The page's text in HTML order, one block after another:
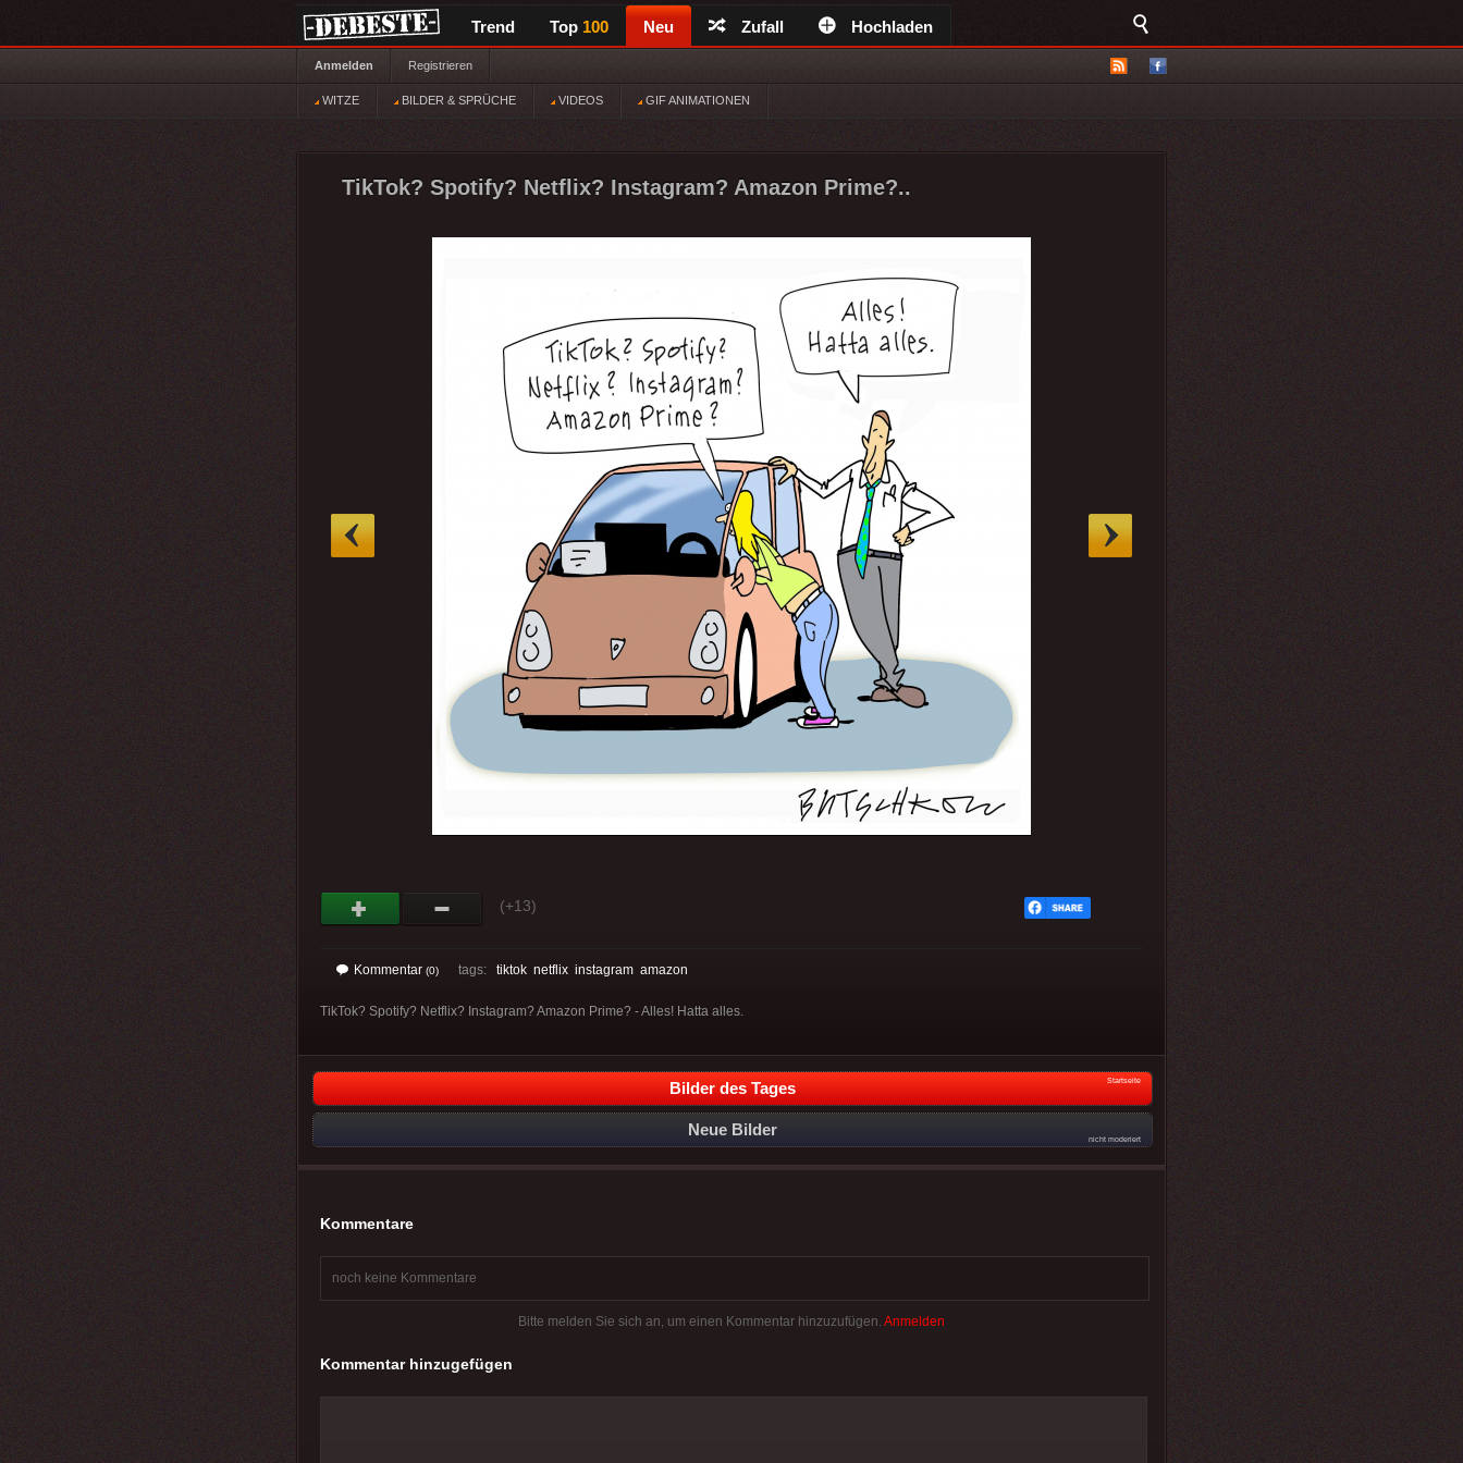
Trend Top 100 Neu Zufall Hochladen
Anmelden Registrieren
WITZE BILDER & SPRÜCHE VIDEOS GIF ANIMATIONEN
TikTok? Spotify? Netflix? Instagram? Amazon Prime?..
(+13)
Kommentar (0) tags: tiktok netflix instagram amazon
TikTok? Spotify? Netflix? Instagram? Amazon Prime? - Alles! Hatta alles.
Bilder des Tages Startseite
Neue Bilder
nicht moderiert
Kommentare
noch keine Kommentare
Bitte melden Sie sich an, um einen Kommentar hinzuzufügen. Anmelden
Kommentar hinzugefügen